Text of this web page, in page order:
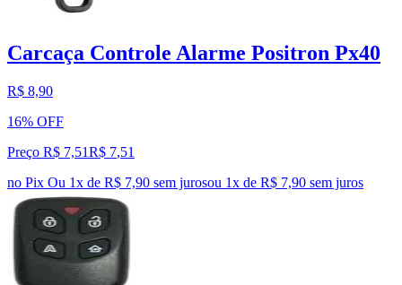
Carcaça Controle Alarme Positron Px40
R$ 8,90
16% OFF
Preço R$ 7,51R$ 7,51
no Pix Ou 1x de R$ 7,90 sem jurosou 1x de R$ 7,90 sem juros